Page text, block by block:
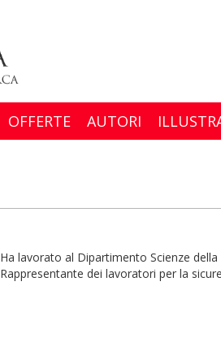
OFFERTE AUTORI
Ha lavorato al Dipartimento Scienze della
Rappresentante dei lavoratori per la